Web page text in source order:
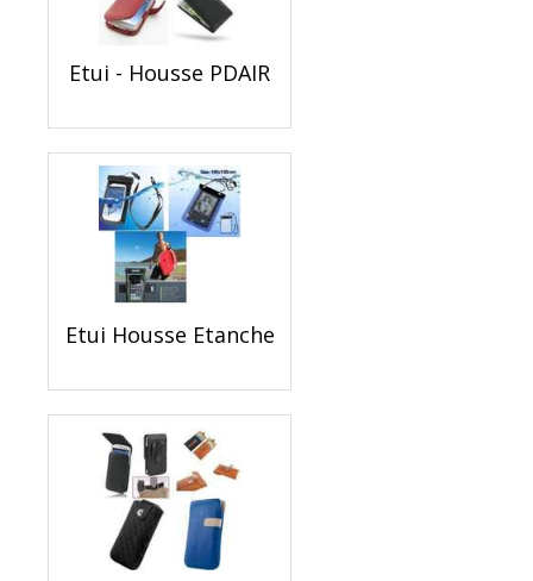
Etui - Housse PDAIR
Etui Housse Etanche